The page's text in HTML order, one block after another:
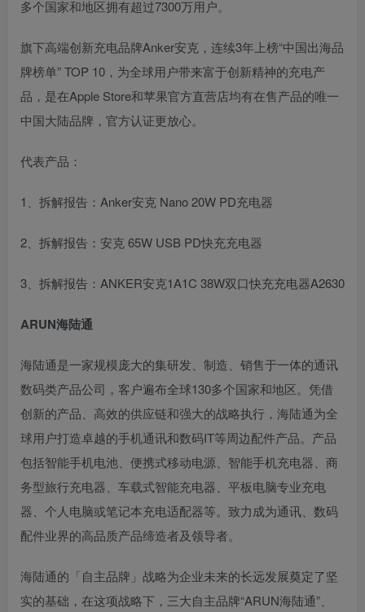
多个国家和地区拥有超过7300万用户。
旗下高端创新充电品牌Anker安克，连续3年上榜“中国出海品
牌榜单” TOP 10，为全球用户带来富于创新精神的充电产
品，是在Apple Store和苹果官方直营店均有在售产品的唯一
中国大陆品牌，官方认证更放心。
代表产品：
1、拆解报告：Anker安克 Nano 20W PD充电器
2、拆解报告：安克 65W USB PD快充充电器
3、拆解报告：ANKER安克1A1C 38W双口快充充电器A2630
ARUN海陆通
海陆通是一家规模庞大的集研发、制造、销售于一体的通讯
数码类产品公司，客户遍布全球130多个国家和地区。凭借
创新的产品、高效的供应链和强大的战略执行，海陆通为全
球用户打造卓越的手机通讯和数码IT等周边配件产品。产品
包括智能手机电池、便携式移动电源、智能手机充电器、商
务型旅行充电器、车载式智能充电器、平板电脑专业充电
器、个人电脑或笔记本充电适配器等。致力成为通讯、数码
配件业界的高品质产品缔造者及领导者。
海陆通的「自主品牌」战略为企业未来的长远发展奠定了坚
实的基础，在这项战略下，三大自主品牌“ARUN海陆通”、